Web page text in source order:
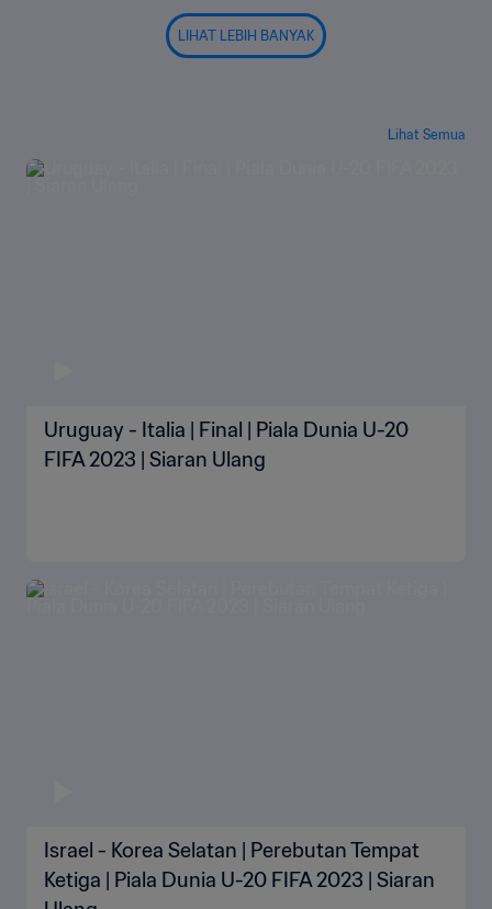
LIHAT LEBIH BANYAK
Lihat Semua
Uruguay - Italia | Final | Piala Dunia U-20
FIFA 2023 | Siaran Ulang
Israel - Korea Selatan | Perebutan Tempat
Ketiga | Piala Dunia U-20 FIFA 2023 | Siaran